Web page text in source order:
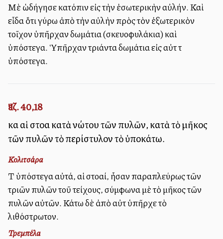
Μὲ ὡδήγησε κατόπιν εἰς τὴν ἐσωτερικὴν αὐλήν. Καὶ
εἶδα ὅτι γύρω ἀπὸ τὴν αὐλὴν πρὸς τὸν ἐξωτερικὸν
τοῖχον ὑπῆρχαν δωμάτια (σκευοφυλάκια) καὶ
ὑπόστεγα. Ὑπῆρχαν τριάντα δωμάτια εἰς αὐτὰ τὰ
ὑπόστεγα.
Ἰεζ. 40,18
καὶ αἱ στοαὶ κατὰ νώτου τῶν πυλῶν, κατὰ τὸ μῆκος
τῶν πυλῶν τὸ περίστυλον τὸ ὑποκάτω.
Κολιτσάρα
Τὰ ὑπόστεγα αὐτά, αἱ στοαί, ἦσαν παραπλεύρως τῶν
τριῶν πυλῶν τοῦ τείχους, σύμφωνα μὲ τὸ μῆκος τῶν
πυλῶν αὐτῶν. Κάτω δὲ ἀπὸ αὐτὰ ὑπῆρχε τὸ
λιθόστρωτον.
Τρεμπέλα